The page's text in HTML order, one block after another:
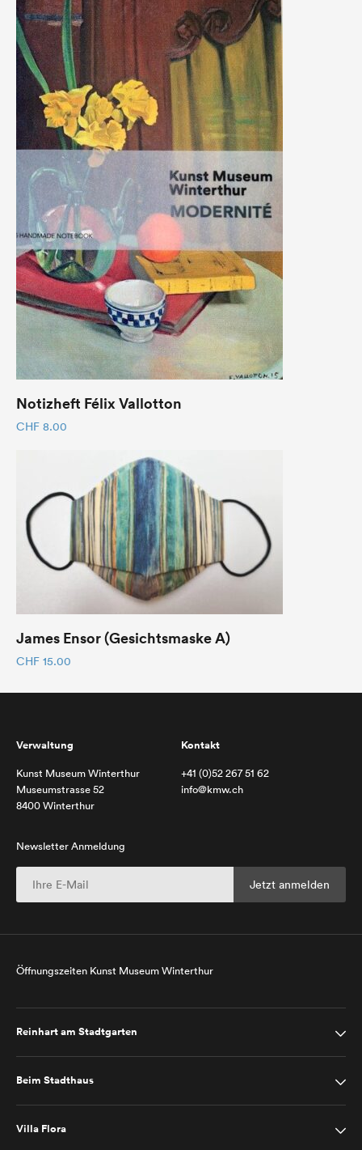
Notizheft Félix Vallotton
CHF 8.00
James Ensor (Gesichtsmaske A)
CHF 15.00
Verwaltung
Kunst Museum Winterthur
Museumstrasse 52
8400 Winterthur
Kontakt
+41 (0)52 267 51 62
info@kmw.ch
Newsletter Anmeldung
Öffnungszeiten Kunst Museum Winterthur
Reinhart am Stadtgarten
Beim Stadthaus
Villa Flora